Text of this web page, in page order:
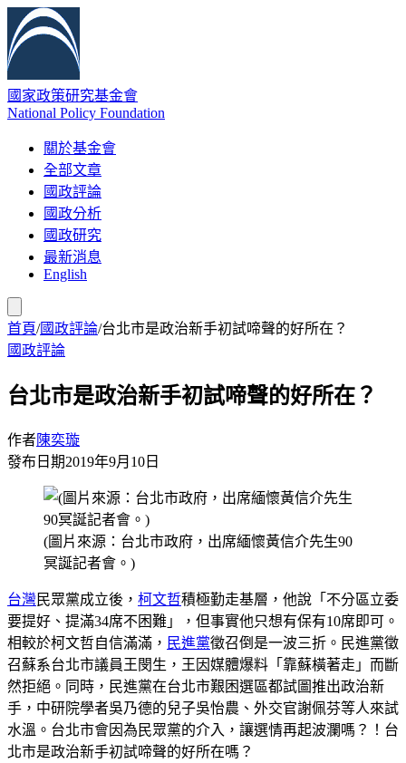
國家政策研究基金會
National Policy Foundation
關於基金會
全部文章
國政評論
國政分析
國政研究
最新消息
English
首頁/國政評論/台北市是政治新手初試啼聲的好所在？
國政評論
台北市是政治新手初試啼聲的好所在？
作者陳奕璇
發布日期2019年9月10日
(圖片來源：台北市政府，出席緬懷黃信介先生90
冥誕記者會。)
台灣 民眾黨成立後， 柯文哲積極勤走基層，他說「不分區立委
要提好、提滿34席不困難」，但事實他只想有保有10席即可。
相較於柯文哲自信滿滿， 民進黨徵召倒是一波三折。民進黨徵
召蘇系台北市議員王閔生，王因媒體爆料「靠蘇橫著走」而斷
然拒絕。同時，民進黨在台北市艱困選區都試圖推出政治新
手，中研院學者吳乃德的兒子吳怡農、外交官謝佩芬等人來試
水溫。台北市會因為民眾黨的介入，讓選情再起波瀾嗎？！台
北市是政治新手初試啼聲的好所在嗎？